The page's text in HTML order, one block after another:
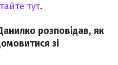
тут.
розповідав, як
зі